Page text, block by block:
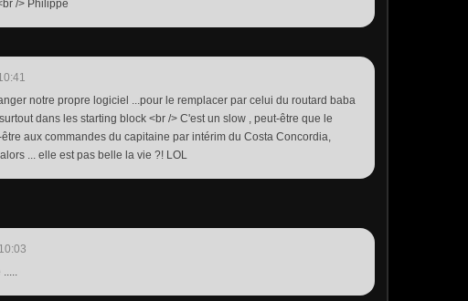
/> Philippe
notre propre logiciel ...pour le remplacer par celui du routard baba
dans les starting block <br /> C'est un slow , peut-être que le
aux commandes du capitaine par intérim du Costa Concordia,
... elle est pas belle la vie ?! LOL
.....